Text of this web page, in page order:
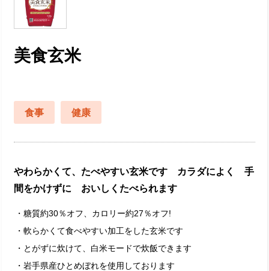
美食玄米
食事 健康
やわらかくて、たべやすい玄米です カラダによく 手
間をかけずに おいしくたべられます
・糖質約30％オフ、カロリー約27％オフ!
・軟らかくて食べやすい加工をした玄米です
・とがずに炊けて、白米モードで炊飯できます
・岩手県産ひとめぼれを使用しております